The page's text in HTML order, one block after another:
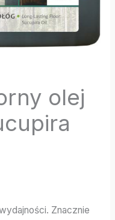
olej
Znacznie